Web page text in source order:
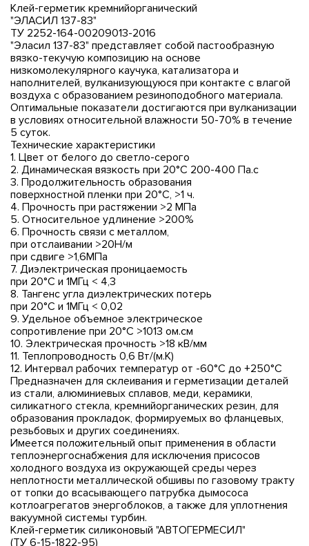
Клей-герметик кремнийорганический
"ЭЛАСИЛ 137-83"
ТУ 2252-164-00209013-2016
"Эласил 137-83" представляет собой пастообразную
вязко-текучую композицию на основе
низкомолекулярного каучука, катализатора и
наполнителей, вулканизующуюся при контакте с влагой
воздуха с образованием резиноподобного материала.
Оптимальные показатели достигаются при вулканизации
в условиях относительной влажности 50-70% в течение
5 суток.
Технические характеристики
1. Цвет от белого до светло-серого
2. Динамическая вязкость при 20°C 200-400 Па.с
3. Продолжительность образования
поверхностной пленки при 20°C, >1 ч.
4. Прочность при растяжении >2 МПа
5. Относительное удлинение >200%
6. Прочность связи с металлом,
при отслаивании >20Н/м
при сдвиге >1,6МПа
7. Диэлектрическая проницаемость
при 20°C и 1МГц < 4,3
8. Тангенс угла диэлектрических потерь
при 20°C и 1МГц < 0,02
9. Удельное объемное электрическое
сопротивление при 20°C >1013 ом.см
10. Электрическая прочность >18 кВ/мм
11. Теплопроводность 0,6 Вт/(м.К)
12. Интервал рабочих температур от -60°C до +250°C
Предназначен для склеивания и герметизации деталей
из стали, алюминиевых сплавов, меди, керамики,
силикатного стекла, кремнийорганических резин, для
образования прокладок, формируемых во фланцевых,
резьбовых и других соединениях.
Имеется положительный опыт применения в области
теплоэнергоснабжения для исключения присосов
холодного воздуха из окружающей среды через
неплотности металлической обшивы по газовому тракту
от топки до всасывающего патрубка дымососа
котлоагрегатов энергоблоков, а также для уплотнения
вакуумной системы турбин.
Клей-герметик силиконовый "АВТОГЕРМЕСИЛ"
(ТУ 6-15-1822-95)